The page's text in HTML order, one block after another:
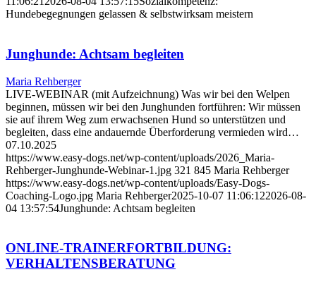
Hundebegegnungen gelassen & selbstwirksam meistern
Junghunde: Achtsam begleiten
Maria Rehberger
LIVE-WEBINAR (mit Aufzeichnung) Was wir bei den Welpen
beginnen, müssen wir bei den Junghunden fortführen: Wir müssen
sie auf ihrem Weg zum erwachsenen Hund so unterstützen und
begleiten, dass eine andauernde Überforderung vermieden wird…
07.10.2025
https://www.easy-dogs.net/wp-content/uploads/2026_Maria-
Rehberger-Junghunde-Webinar-1.jpg 321 845 Maria Rehberger
https://www.easy-dogs.net/wp-content/uploads/Easy-Dogs-
Coaching-Logo.jpg Maria Rehberger2025-10-07 11:06:122026-08-
04 13:57:54Junghunde: Achtsam begleiten
ONLINE-TRAINERFORTBILDUNG:
VERHALTENSBERATUNG